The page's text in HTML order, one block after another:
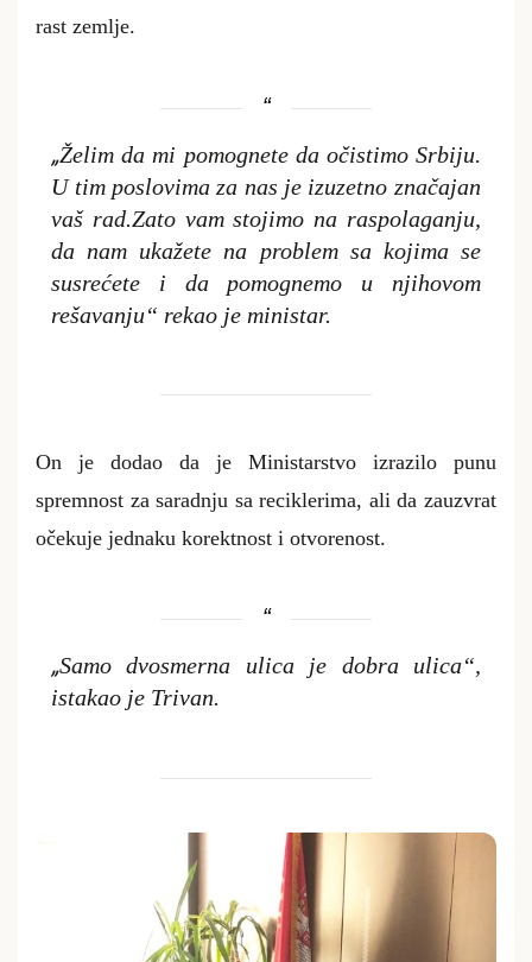
rast zemlje.
„Želim da mi pomognete da očistimo Srbiju.
U tim poslovima za nas je izuzetno značajan
vaš rad.Zato vam stojimo na raspolaganju,
da nam ukažete na problem sa kojima se
susrećete i da pomognemo u njihovom
rešavanju“ rekao je ministar.
On je dodao da je Ministarstvo izrazilo punu
spremnost za saradnju sa reciklerima, ali da zauzvrat
očekuje jednaku korektnost i otvorenost.
„Samo dvosmerna ulica je dobra ulica“,
istakao je Trivan.